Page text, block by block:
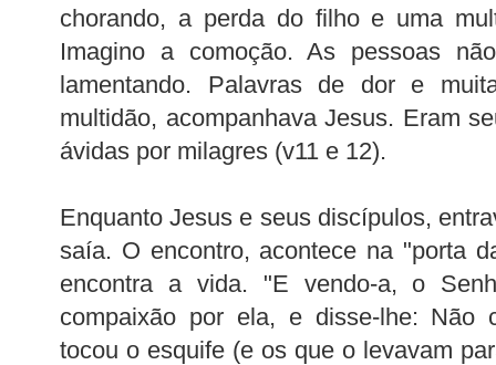
chorando, a perda do filho e uma
Imagino a comoção. As pessoas
lamentando. Palavras de dor e
multidão, acompanhava Jesus. Eram
ávidas por milagres (v11 e 12).
Enquanto Jesus e seus discípulos,
saía. O encontro, acontece na "porta
encontra a vida. "E vendo-a, o
compaixão por ela, e disse-lhe: Não
tocou o esquife (e os que o levavam